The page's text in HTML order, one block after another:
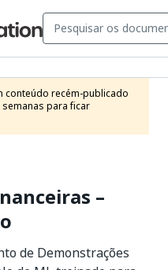
conteúdo recém-publicado
para ficar
–
de Demonstrações